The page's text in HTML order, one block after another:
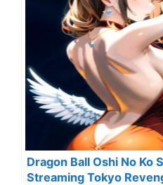
Dragon Ball Oshi No Ko
Streaming Tokyo